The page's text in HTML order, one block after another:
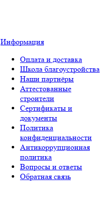
Информация
Оплата и доставка
Школа благоустройства
Наши партнёры
Аттестованные
строители
Сертификаты и
документы
Политика
конфиденциальности
Антикоррупционная
политика
Вопросы и ответы
Обратная связь